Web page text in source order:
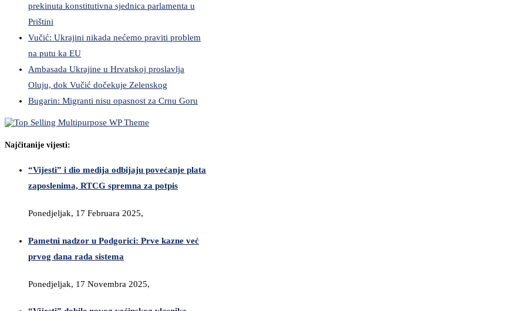
prekinuta konstitutivna sjednica parlamenta u
Prištini
Vučić: Ukrajini nikada nećemo praviti problem
na putu ka EU
Ambasada Ukrajine u Hrvatskoj proslavlja
Oluju, dok Vučić dočekuje Zelenskog
Bugarin: Migranti nisu opasnost za Crnu Goru
Najčitanije vijesti:
“Vijesti” i dio medija odbijaju povećanje plata
zaposlenima, RTCG spremna za potpis
Ponedjeljak, 17 Februara 2025,
Pametni nadzor u Podgorici: Prve kazne već
prvog dana rada sistema
Ponedjeljak, 17 Novembra 2025,